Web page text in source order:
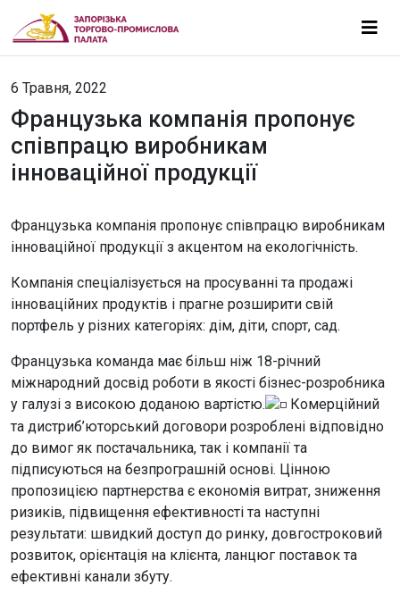
6 Травня, 2022
Французька компанія пропонує
співпрацю виробникам
інноваційної продукції
Французька компанія пропонує співпрацю виробникам
інноваційної продукції з акцентом на екологічність.
Компанія спеціалізується на просуванні та продажі
інноваційних продуктів і прагне розширити свій
портфель у різних категоріях: дім, діти, спорт, сад.
Французька команда має більш ніж 18-річний
міжнародний досвід роботи в якості бізнес-розробника
у галузі з високою доданою вартістю.
Комерційний
та дистриб’юторський договори розроблені відповідно
до вимог як постачальника, так і компанії та
підписуються на безпрограшній основі. Цінною
пропозицією партнерства є економія витрат, зниження
ризиків, підвищення ефективності та наступні
результати: швидкий доступ до ринку, довгостроковий
розвиток, орієнтація на клієнта, ланцюг поставок та
ефективні канали збуту.